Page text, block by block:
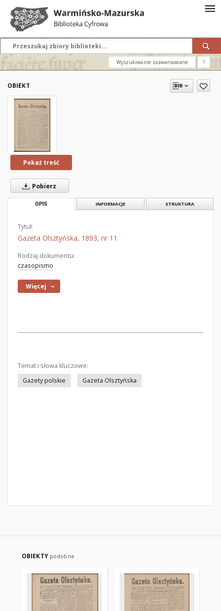
Wyszukiwanie zaawansowane ?
OBIEKT
Pokaż treść
Pobierz
OPIS INFORMACJE STRUKTURA
Tytuł:
Gazeta Olsztyńska, 1893, nr 11
Rodzaj dokumentu:
czasopismo
Więcej
Temat i słowa kluczowe:
Gazety polskie
Gazeta Olsztyńska
OBIEKTY podobne